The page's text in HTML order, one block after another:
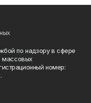
по надзору в сфере
массовых
номер: